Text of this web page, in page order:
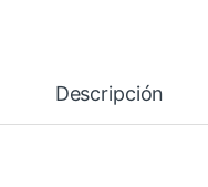
Descripción